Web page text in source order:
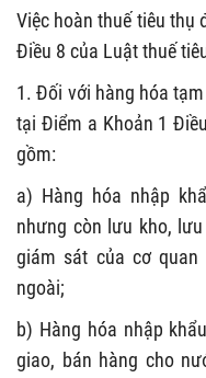
Việc hoàn thuế tiêu thụ
Điều 8 của Luật thuế
1. Đối với hàng hóa
tại Điểm a Khoản 1
gồm:
a) Hàng hóa nhập
nhưng còn lưu kho,
giám sát của cơ
ngoài;
b) Hàng hóa nhập
giao, bán hàng cho